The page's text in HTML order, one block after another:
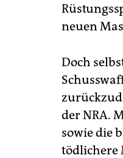
neuen
Doch
der NRA.
sowie die
tödlichere